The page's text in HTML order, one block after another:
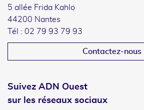
5 allée Frida Kahlo
44200 Nantes
Tél : 02 79 93 79 93
Contactez-nous
Suivez ADN Ouest
sur les réseaux sociaux